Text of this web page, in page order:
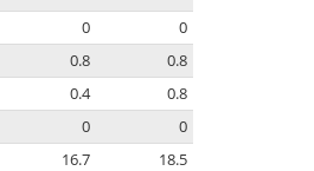
0
0
0.8
0.8
0.4
0.8
0
0
16.7
18.5